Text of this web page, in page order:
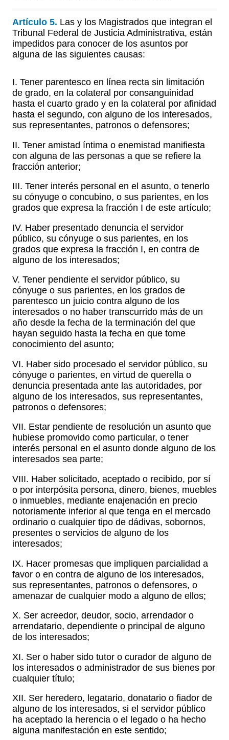
Artículo 5. Las y los Magistrados que integran el
Tribunal Federal de Justicia Administrativa, están
impedidos para conocer de los asuntos por
alguna de las siguientes causas:
I. Tener parentesco en línea recta sin limitación
de grado, en la colateral por consanguinidad
hasta el cuarto grado y en la colateral por afinidad
hasta el segundo, con alguno de los interesados,
sus representantes, patronos o defensores;
II. Tener amistad íntima o enemistad manifiesta
con alguna de las personas a que se refiere la
fracción anterior;
III. Tener interés personal en el asunto, o tenerlo
su cónyuge o concubino, o sus parientes, en los
grados que expresa la fracción I de este artículo;
IV. Haber presentado denuncia el servidor
público, su cónyuge o sus parientes, en los
grados que expresa la fracción I, en contra de
alguno de los interesados;
V. Tener pendiente el servidor público, su
cónyuge o sus parientes, en los grados de
parentesco un juicio contra alguno de los
interesados o no haber transcurrido más de un
año desde la fecha de la terminación del que
hayan seguido hasta la fecha en que tome
conocimiento del asunto;
VI. Haber sido procesado el servidor público, su
cónyuge o parientes, en virtud de querella o
denuncia presentada ante las autoridades, por
alguno de los interesados, sus representantes,
patronos o defensores;
VII. Estar pendiente de resolución un asunto que
hubiese promovido como particular, o tener
interés personal en el asunto donde alguno de los
interesados sea parte;
VIII. Haber solicitado, aceptado o recibido, por sí
o por interpósita persona, dinero, bienes, muebles
o inmuebles, mediante enajenación en precio
notoriamente inferior al que tenga en el mercado
ordinario o cualquier tipo de dádivas, sobornos,
presentes o servicios de alguno de los
interesados;
IX. Hacer promesas que impliquen parcialidad a
favor o en contra de alguno de los interesados,
sus representantes, patronos o defensores, o
amenazar de cualquier modo a alguno de ellos;
X. Ser acreedor, deudor, socio, arrendador o
arrendatario, dependiente o principal de alguno
de los interesados;
XI. Ser o haber sido tutor o curador de alguno de
los interesados o administrador de sus bienes por
cualquier título;
XII. Ser heredero, legatario, donatario o fiador de
alguno de los interesados, si el servidor público
ha aceptado la herencia o el legado o ha hecho
alguna manifestación en este sentido;